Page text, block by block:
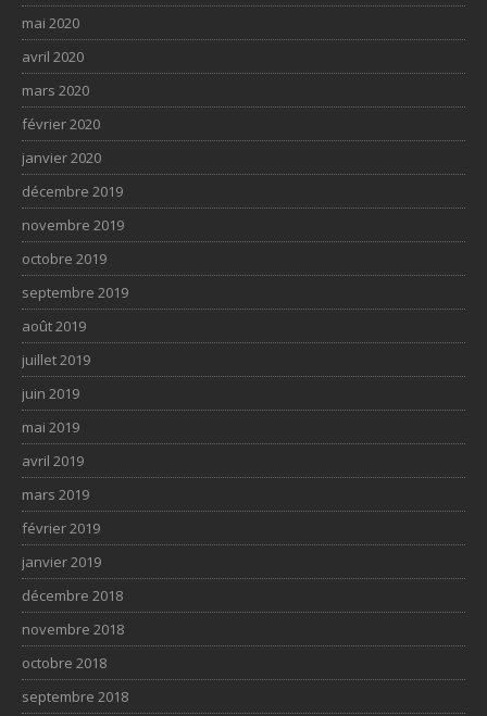
mai 2020
avril 2020
mars 2020
février 2020
janvier 2020
décembre 2019
novembre 2019
octobre 2019
septembre 2019
août 2019
juillet 2019
juin 2019
mai 2019
avril 2019
mars 2019
février 2019
janvier 2019
décembre 2018
novembre 2018
octobre 2018
septembre 2018